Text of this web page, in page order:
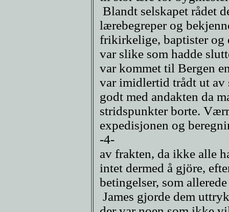
Blandt selskapet rådet
lærebegreper og
frikirkelige, baptister og
var slike som hadde
var kommet til Bergen
var imidlertid trådt ut
godt med andakten da
stridspunkter borte.
expedisjonen og
-4-
av frakten, da ikke alle
intet dermed å gjöre,
betingelser, som
James gjorde dem